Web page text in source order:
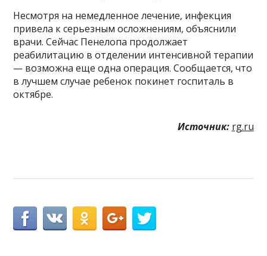
Несмотря на немедленное лечение, инфекция
привела к серьезным осложнениям, объяснили
врачи. Сейчас Пенелопа продолжает
реабилитацию в отделении интенсивной терапии
— возможна еще одна операция. Сообщается, что
в лучшем случае ребенок покинет госпиталь в
октябре.
Источник: rg.ru